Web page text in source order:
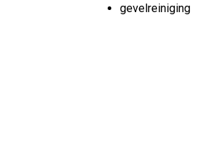
gevelreiniging